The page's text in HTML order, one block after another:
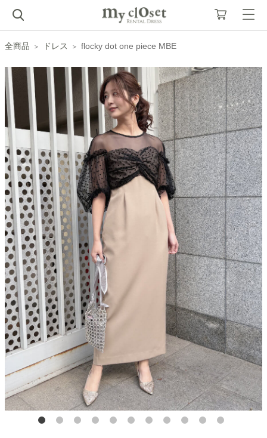
全商品 ドレス flocky dot one piece MBE